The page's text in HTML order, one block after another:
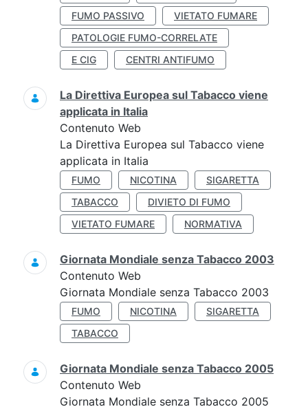
FUMO PASSIVO
VIETATO FUMARE
PATOLOGIE FUMO-CORRELATE
E CIG
CENTRI ANTIFUMO
La Direttiva Europea sul Tabacco viene
applicata in Italia
Contenuto Web
La Direttiva Europea sul Tabacco viene
applicata in Italia
FUMO NICOTINA
SIGARETTA
TABACCO
DIVIETO DI FUMO
VIETATO FUMARE
NORMATIVA
Giornata Mondiale senza Tabacco 2003
Contenuto Web
Giornata Mondiale senza Tabacco 2003
FUMO NICOTINA
SIGARETTA
TABACCO
Giornata Mondiale senza Tabacco 2005
Contenuto Web
Giornata Mondiale senza Tabacco 2005